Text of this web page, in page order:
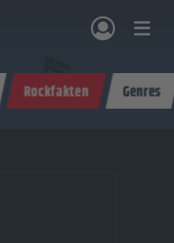
ROCKCOMMUNITY SHOPPEN
Rockfakten Genres